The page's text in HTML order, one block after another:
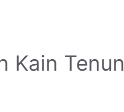
Kain Tenun